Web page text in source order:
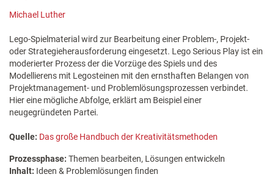
Michael Luther
Lego-Spielmaterial wird zur Bearbeitung einer Problem-, Projekt-
oder Strategieherausforderung eingesetzt. Lego Serious Play ist ein
moderierter Prozess der die Vorzüge des Spiels und des
Modellierens mit Legosteinen mit den ernsthaften Belangen von
Projektmanagement- und Problemlösungsprozessen verbindet.
Hier eine mögliche Abfolge, erklärt am Beispiel einer
neugegründeten Partei.
Quelle: Das große Handbuch der Kreativitätsmethoden
Prozessphase: Themen bearbeiten, Lösungen entwickeln
Inhalt: Ideen & Problemlösungen finden